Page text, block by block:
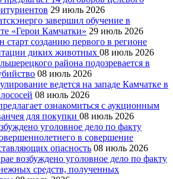
29 июль 2026
завершил обучение в
«Герои Камчатки» 29 июль 2026
старт созданию первого в регионе
диких животных 08 июль 2026
района подозревается в
08 июль 2026
ведется на западе Камчатке в
08 июль 2026
ознакомиться с аукционным
для покупки 08 июль 2026
уголовное дело по факту
в совершение
опасность 08 июль 2026
возбуждено уголовное дело по факту
средств, полученных